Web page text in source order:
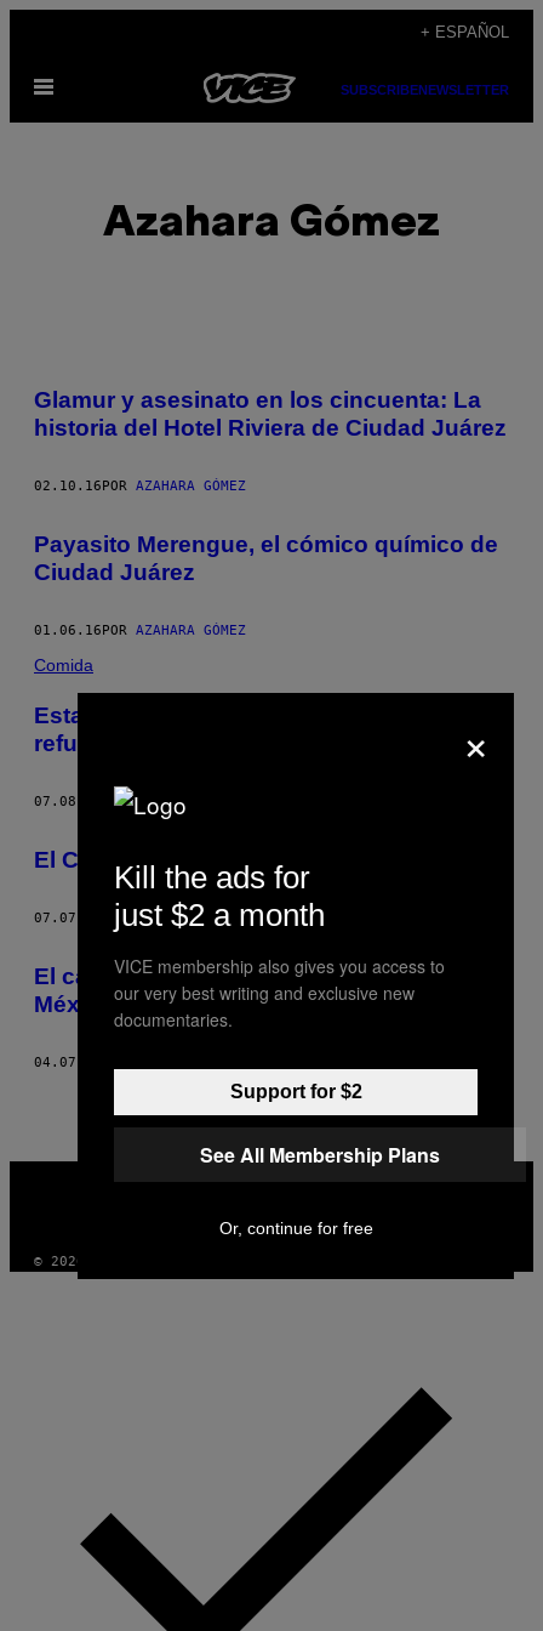
contenido
+ ESPAÑOL
Abrir
SUBSCRIBENEWSLETTER
Azahara Gómez
POSTS
BY
Glamur y asesinato en los cincuenta: La
historia del Hotel Riviera de Ciudad Juárez
02.10.16POR AZAHARA GÓMEZ
Payasito Merengue, el cómico químico de
Ciudad Juárez
01.06.16POR AZAHARA GÓMEZ
Comida
Esta angosta y obscura cantina es el
refugio favorito de Cd. Juárez
07.08.15 PORAZAHARA GÓMEZ
El Club 15, un refugio en Ciudad Juárez
07.07.15 POR AZAHARA GÓMEZ
El catálogo del metro de la Ciudad de
México
04.07.15
INSTAGRAM
TIKTOK
YOUTUBE
© 2026 VICE DIGITAL PUBLISHING, LLC
×
Kill the ads for
just $2 a month
VICE membership also gives you access to
our very best writing and exclusive new
documentaries.
Support for $2
See All Membership Plans
Or, continue for free